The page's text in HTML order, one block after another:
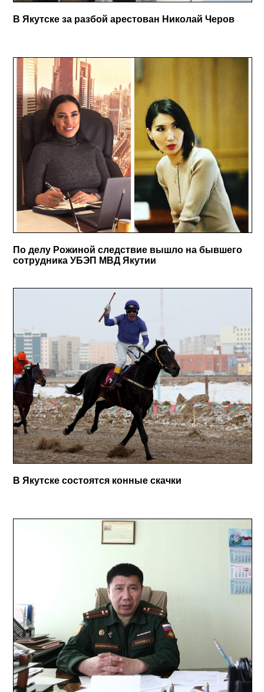
В Якутске за разбой арестован Николай Черов
По делу Рожиной следствие вышло на бывшего
сотрудника УБЭП МВД Якутии
В Якутске состоятся конные скачки